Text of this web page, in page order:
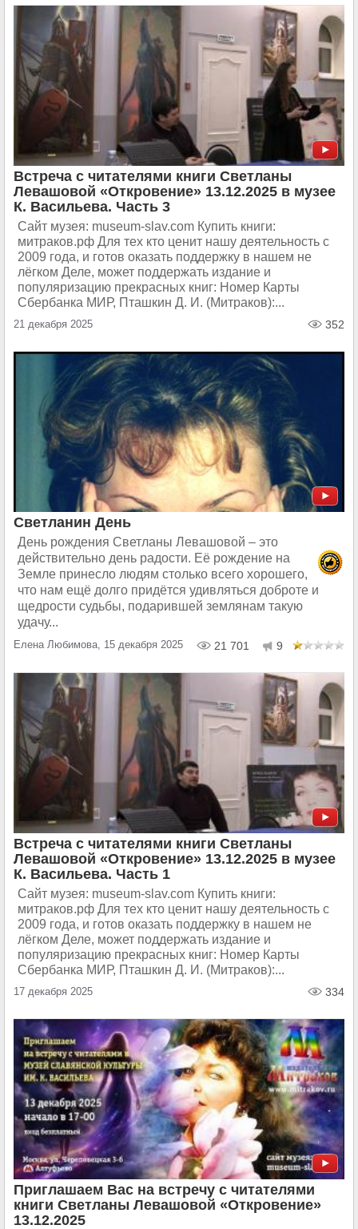
Встреча с читателями книги Светланы
Левашовой «Откровение» 13.12.2025 в музее
К. Васильева. Часть 3
Сайт музея: museum-slav.com Купить книги:
митраков.рф Для тех кто ценит нашу деятельность с
2009 года, и готов оказать поддержку в нашем не
лёгком Деле, может поддержать издание и
популяризацию прекрасных книг: Номер Карты
Сбербанка МИР, Пташкин Д. И. (Митраков):...
21 декабря 2025 352
Светланин День
День рождения Светланы Левашовой – это
действительно день радости. Её рождение на
Земле принесло людям столько всего хорошего,
что нам ещё долго придётся удивляться доброте и
щедрости судьбы, подарившей землянам такую
удачу...
Елена Любимова, 15 декабря 2025 21 701 9
Встреча с читателями книги Светланы
Левашовой «Откровение» 13.12.2025 в музее
К. Васильева. Часть 1
Сайт музея: museum-slav.com Купить книги:
митраков.рф Для тех кто ценит нашу деятельность с
2009 года, и готов оказать поддержку в нашем не
лёгком Деле, может поддержать издание и
популяризацию прекрасных книг: Номер Карты
Сбербанка МИР, Пташкин Д. И. (Митраков):...
17 декабря 2025 334
Приглашаем Вас на встречу с читателями
книги Светланы Левашовой «Откровение»
13.12.2025